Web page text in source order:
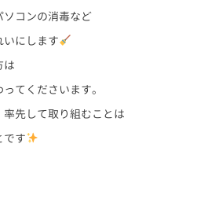
ソコンの消毒など
にします
は
てくださいます。
先して取り組むことは
です